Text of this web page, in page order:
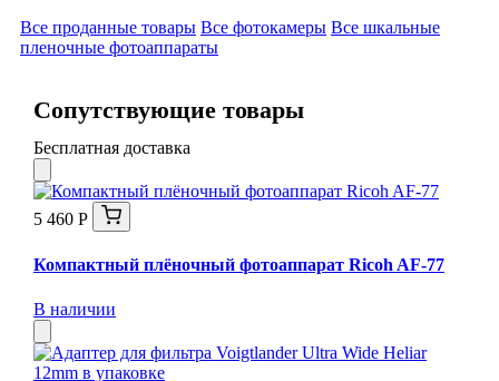
Все проданные товары Все фотокамеры Все шкальные
пленочные фотоаппараты
Сопутствующие товары
Бесплатная доставка
5 460 Р
Компактный плёночный фотоаппарат Ricoh AF-77
В наличии